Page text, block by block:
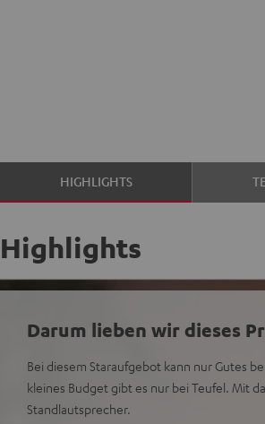
HIGHLIGHTS
Highlights
Darum lieben wir dieses
Bei diesem Staraufgebot kann nur Gutes
kleines Budget gibt es nur bei Teufel. Mit
Standlautsprecher.